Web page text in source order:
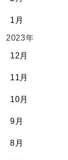
1月
2023年
12月
11月
10月
9月
8月